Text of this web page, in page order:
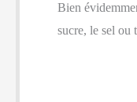
Bien
sucre, le sel ou